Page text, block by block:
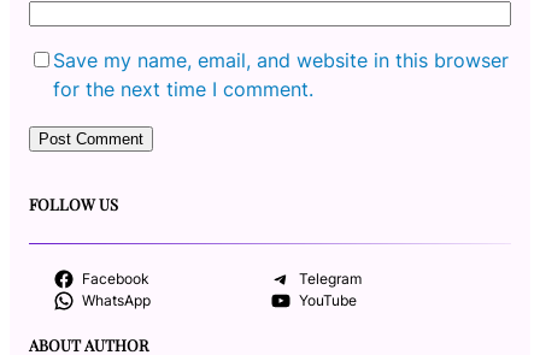
Save my name, email, and website in this browser
for the next time I comment.
FOLLOW US
Facebook
Telegram
WhatsApp
YouTube
ABOUT AUTHOR